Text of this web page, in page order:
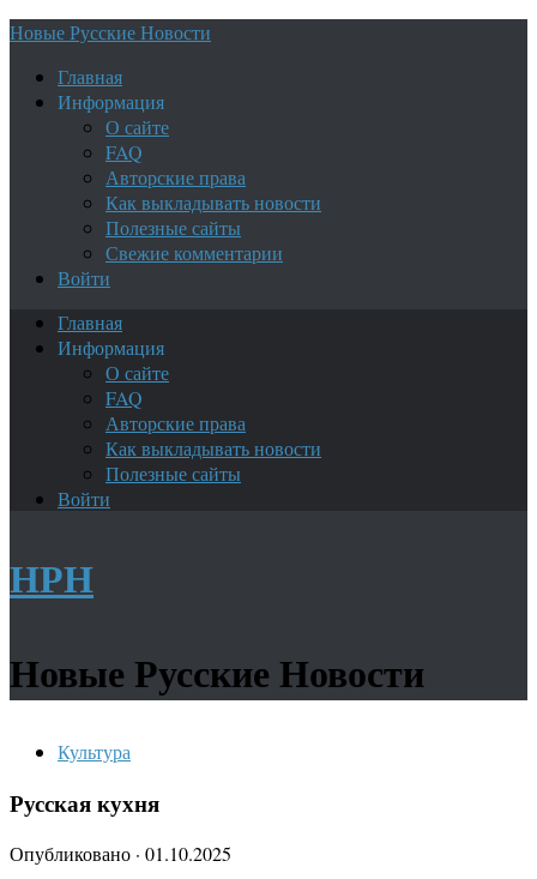
Новые Русские Новости
Главная
Информация
О сайте
FAQ
Авторские права
Как выкладывать новости
Полезные сайты
Свежие комментарии
Войти
Главная
Информация
О сайте
FAQ
Авторские права
Как выкладывать новости
Полезные сайты
Войти
НРН
Новые Русские Новости
Культура
Русская кухня
Опубликовано · 01.10.2025